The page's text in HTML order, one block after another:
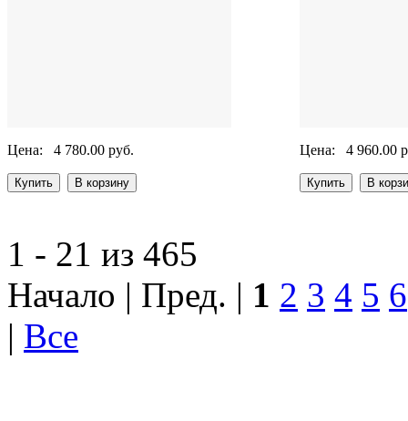
Цена: 4 780.00 руб. Цена: 4 960.00
1 - 21 из 465
Начало | Пред. | 1 2 3 4 5 6
| Все